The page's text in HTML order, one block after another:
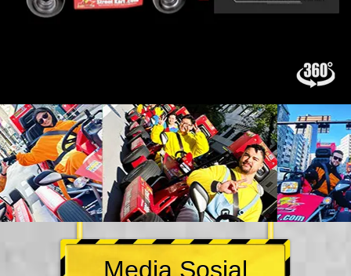
Media Sosial